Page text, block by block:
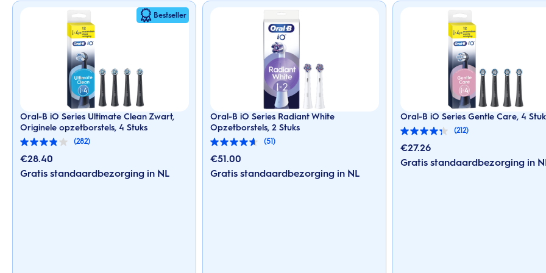
Bestseller
Oral-B iO Series Ultimate Clean Zwart,
Originele opzetborstels, 4 Stuks
(282)
3.8
van
de
5
€28.40
Gratis standaardbezorging in NL
Oral-B iO Series Radiant White
Opzetborstels, 2 Stuks
(51)
4.6
van
de
5
€51.00
Gratis standaardbezorging in NL
Oral-B iO Series Gentle Care, 4
(212)
4.3
van
de
5
€27.26
Gratis standaardbezorging in